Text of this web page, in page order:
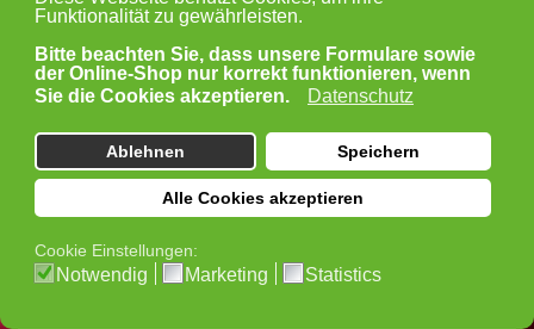
Wir sind weiterhin ganz
unkompliziert für euch da
Unsere Öffnungszeiten:
Montag, Dienstag und Mittwoch:
geschlossen bzw. nur nach vorheriger
Terminvereinbarung.